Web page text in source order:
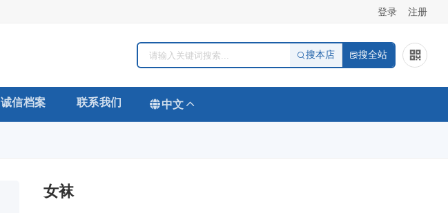
登录 注册
搜本店 搜全站
诚信档案 联系我们 中文
女袜